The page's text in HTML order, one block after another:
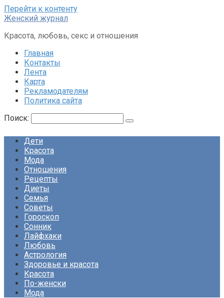
Перейти к контенту
Женский журнал
Красота, любовь, секс и отношения
Главная
Контакты
Лента
Карта
Рекламодателям
Политика сайта
Поиск:
Дети
Красота
Мода
Отношения
Рецепты
Диеты
Семья
Советы
Гороскоп
Сонник
Лайфхаки
Любовь
Астрология
Здоровье и красота
Красота
По-женски
Мода